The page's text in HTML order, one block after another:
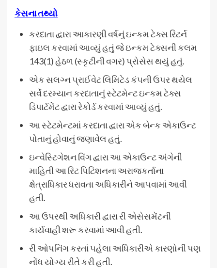
કેસના તથ્યો
કરદાતા દ્વારા આકારણી વર્ષનું ઇન્કમ ટેક્સ રિટર્ન
ફાઇલ કરવામાં આવ્યું હતું જે ઇન્કમ ટેક્સની કલમ
143(1) હેઠળ (સ્કૃટીની વગર) પ્રોસેસ થયું હતું.
એક સલગ્ન પ્રાઈવેટ લિમિટેડ કંપની ઉપર થયેલ
સર્વે દરમ્યાન કરદાતાનું સ્ટેટમેન્ટ ઇન્કમ ટેક્સ
ડિપાર્ટમેંટ દ્વારા રેકોર્ડ કરવામાં આવ્યું હતું.
આ સ્ટેટમેન્ટમાં કરદાતા દ્વારા એક બેન્ક એકાઉન્ટ
પોતાનું હોવાનું જણાવેલ હતું.
ઇન્વેસ્ટિગેશન વિંગ દ્વારા આ એકાઉન્ટ અંગેની
માહિતી આ રિટ પિટિશનના અરાજકર્તાના
ક્ષેત્રાધિકાર ધરાવતા અધિકારીને આપવામાં આવી
હતી.
આ ઉપરથી અધિકારી દ્વારા રી એસેસમેંટની
કાર્યવાહી શરૂ કરવામાં આવી હતી.
રી ઓપનિંગ કરતાં પહેલા અધિકારીએ કારણોની પણ
નોંધ યોગ્ય રીતે કરી હતી.